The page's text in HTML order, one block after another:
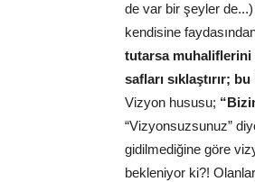
de var bir şeyler de...)
kendisine
tutarsa muhaliflerini
safları sıklaştırır;
Vizyon hususu;
“Vizyonsuzsunuz”
gidilmediğine göre
bekleniyor ki?!